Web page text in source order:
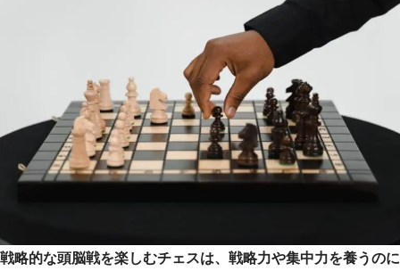
戦略的な頭脳戦を楽しむチェスは、戦略力や集中力を養うのに